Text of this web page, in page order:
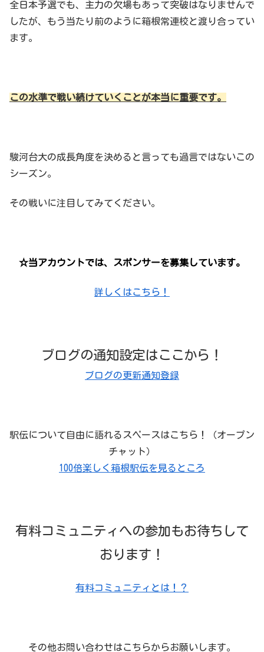
全日本予選でも、主力の欠場もあって突破はなりませんで
したが、もう当たり前のように箱根常連校と渡り合ってい
ます。
この水準で戦い続けていくことが本当に重要です。
駿河台大の成長角度を決めると言っても過言ではないこの
シーズン。
その戦いに注目してみてください。
☆当アカウントでは、スポンサーを募集しています。
詳しくはこちら！
ブログの通知設定はここから！
ブログの更新通知登録
駅伝について自由に語れるスペースはこちら！（オープン
チャット）
100倍楽しく箱根駅伝を見るところ
有料コミュニティへの参加もお待ちして
おります！
有料コミュニティとは！？
その他お問い合わせはこちらからお願いします。